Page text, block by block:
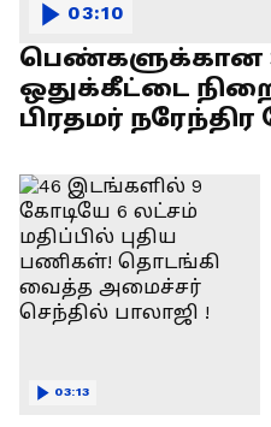
பெண்களுக்கான
ஒதுக்கீட்டை
பிரதமர் நரேந்திர
03:10
03:13